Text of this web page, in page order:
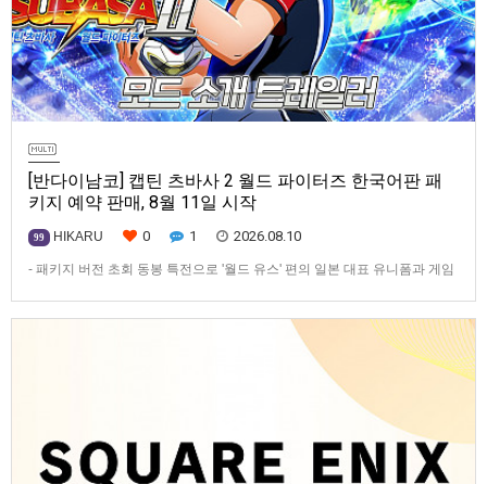
[반다이남코] 캡틴 츠바사 2 월드 파이터즈 한국어판 패
키지 예약 판매, 8월 11일 시작
99 HIKARU 0 1 2026.08.10
- 패키지 버전 초회 동봉 특전으로 '월드 유스' 편의 일본 대표 유니폼과 게임
PlayStation®5, Nintendo Switch™용 패키지 선주문 판매를 8월 11일 (화)